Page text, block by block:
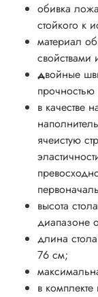
обивка
стойкого к
материал
двойные
в качестве
ячеистую
высота
диапазоне
длина
76 см;
в